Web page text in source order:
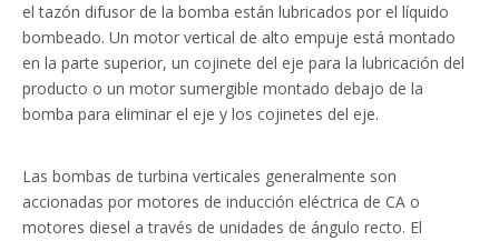
el tazón difusor de la bomba están lubricados por el líquido
bombeado. Un motor vertical de alto empuje está montado
en la parte superior, un cojinete del eje para la lubricación del
producto o un motor sumergible montado debajo de la
bomba para eliminar el eje y los cojinetes del eje.
Las bombas de turbina verticales generalmente son
accionadas por motores de inducción eléctrica de CA o
motores diesel a través de unidades de ángulo recto. El